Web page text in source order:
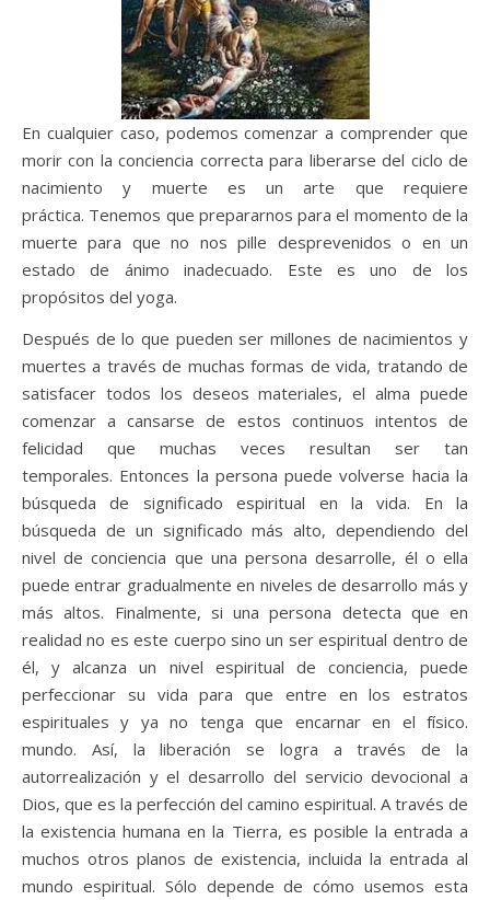
En cualquier caso, podemos comenzar a comprender que
morir con la conciencia correcta para liberarse del ciclo de
nacimiento y muerte es un arte que requiere
práctica. Tenemos que prepararnos para el momento de la
muerte para que no nos pille desprevenidos o en un
estado de ánimo inadecuado. Este es uno de los
propósitos del yoga.
Después de lo que pueden ser millones de nacimientos y
muertes a través de muchas formas de vida, tratando de
satisfacer todos los deseos materiales, el alma puede
comenzar a cansarse de estos continuos intentos de
felicidad que muchas veces resultan ser tan
temporales. Entonces la persona puede volverse hacia la
búsqueda de significado espiritual en la vida. En la
búsqueda de un significado más alto, dependiendo del
nivel de conciencia que una persona desarrolle, él o ella
puede entrar gradualmente en niveles de desarrollo más y
más altos. Finalmente, si una persona detecta que en
realidad no es este cuerpo sino un ser espiritual dentro de
él, y alcanza un nivel espiritual de conciencia, puede
perfeccionar su vida para que entre en los estratos
espirituales y ya no tenga que encarnar en el físico.
mundo. Así, la liberación se logra a través de la
autorrealización y el desarrollo del servicio devocional a
Dios, que es la perfección del camino espiritual. A través de
la existencia humana en la Tierra, es posible la entrada a
muchos otros planos de existencia, incluida la entrada al
mundo espiritual. Sólo depende de cómo usemos esta